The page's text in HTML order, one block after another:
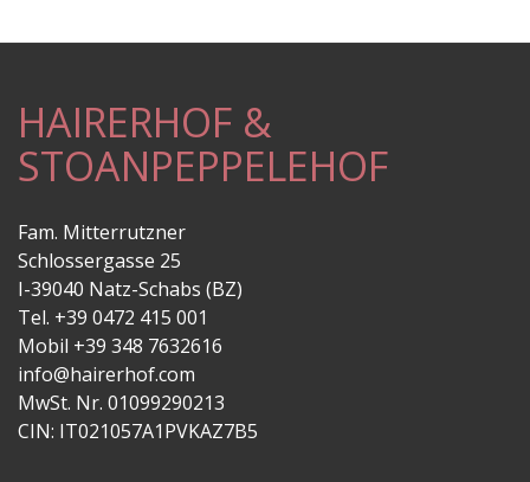
HAIRERHOF &
STOANPEPPELEHOF
Fam. Mitterrutzner
Schlossergasse 25
I-39040 Natz-Schabs (BZ)
Tel. +39 0472 415 001
Mobil +39 348 7632616
info@hairerhof.com
MwSt. Nr. 01099290213
CIN: IT021057A1PVKAZ7B5